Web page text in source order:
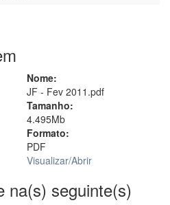
Nome:
JF - Fev 2011.pdf
Tamanho:
4.495Mb
Formato:
PDF
Visualizar/Abrir
na(s) seguinte(s)